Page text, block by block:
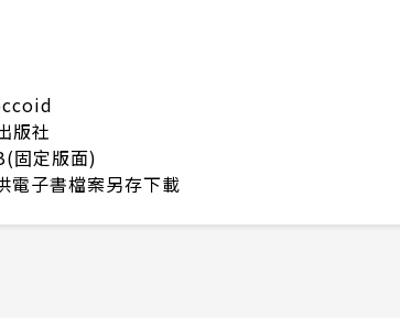
版社
固定版面)
電子書檔案另存下載